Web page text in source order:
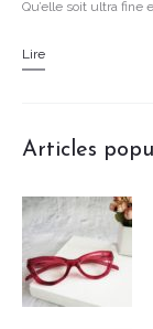
Qu’elle soit ultra fine
Lire
Articles